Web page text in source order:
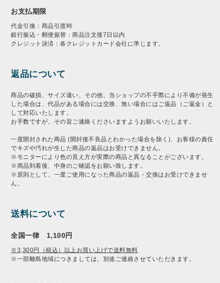
お支払期限
代金引換：商品引渡時
銀行振込・郵便振替：商品注文後7日以内
クレジット決済：各クレジットカード会社に準じます。
返品について
商品の破損、サイズ違い、その他、当ショップの不手際により不備が発生
した場合は、代品がある場合には交換、無い場合にはご返品（ご返金）と
して対応いたします。
お手数ですが、その旨ご連絡くださいますようお願いいたします。
一度開封された商品 (開封後不良品とわかった場合を除く)、お客様の責任
でキズや汚れが生じた商品の返品はお受けできません。
※モニターにより色の見え方が実際の商品と異なることがございます。
※商品到着後、中身のご確認をお願い致します。
※原則として、一度ご使用になった商品の返品・交換はお受けできませ
ん。
送料について
全国一律 1,100円
※3,300円（税込）以上お買い上げで送料無料
※一部離島地域につきましては、別途ご連絡させていただきます。